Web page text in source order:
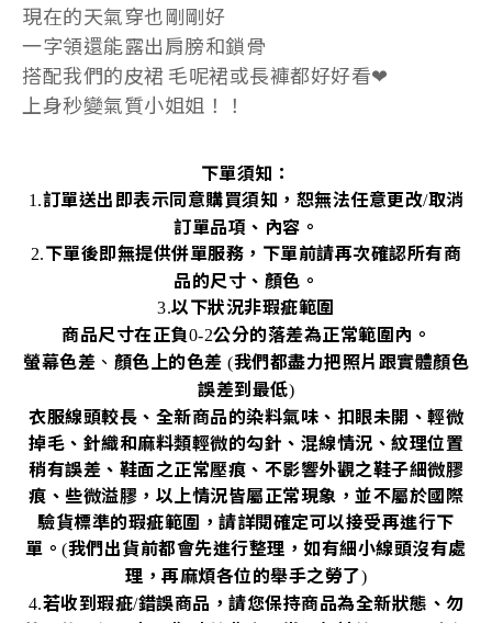
現在的天氣穿也剛剛好
一字領還能露出肩膀和鎖骨
搭配我們的皮裙 毛呢裙或長褲都好好看❤︎
上身秒變氣質小姐姐！！
下單須知：
1.訂單送出即表示同意購買須知，恕無法任意更改/取消
訂單品項、內容。
2.下單後即無提供併單服務，下單前請再次確認所有商
品的尺寸、顏色。
3.以下狀況非瑕疵範圍
商品尺寸在正負0-2公分的落差為正常範圍內。
螢幕色差 、 顏色上的色差 (我們都盡力把照片跟實體顏色
誤差到最低)
衣服線頭較長、全新商品的染料氣味、扣眼未開、輕微
掉毛、針織和麻料類輕微的勾針、混線情況、紋理位置
稍有誤差、鞋面之正常壓痕、不影響外觀之鞋子細微膠
痕、些微溢膠，以上情況皆屬正常現象，並不屬於國際
驗貨標準的瑕疵範圍，請詳閱確定可以接受再進行下
單。(我們出貨前都會先進行整理，如有細小線頭沒有處
理，再麻煩各位的舉手之勞了)
4.若收到瑕疵/錯誤商品，請您保持商品為全新狀態、勿